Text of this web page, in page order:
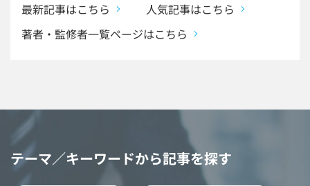
最新記事はこちら
人気記事はこちら
著者・監修者一覧ページはこちら
テーマ／キーワードから記事を探す